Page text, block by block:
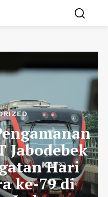
Jabodebek
Hari
ke-79 di